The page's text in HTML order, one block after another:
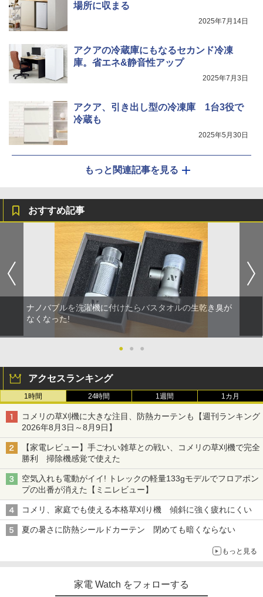
場所に収まる
2025年7月14日
アクアの冷蔵庫にもなるセカンド冷凍
庫。省エネ&静音性アップ
2025年7月3日
アクア、引き出し型の冷凍庫 1台3役で
冷蔵も
2025年5月30日
もっと関連記事を見る
おすすめ記事
ナノバブルを洗濯機に付けたらバスタオルの生乾き臭が
なくなった!
● ● ●
アクセスランキング
1時間 24時間 1週間 1カ月
コメリの草刈機に大きな注目、防熱カーテンも【週刊ランキング
2026年8月3日～8月9日】
【家電レビュー】手ごわい雑草との戦い、コメリの草刈機で完全
勝利 掃除機感覚で使えた
空気入れも電動がイイ! トレックの軽量133gモデルでフロアポン
プの出番が消えた【ミニレビュー】
コメリ、家庭でも使える本格草刈り機 傾斜に強く疲れにくい
夏の暑さに防熱シールドカーテン 閉めても暗くならない
もっと見る
家電 Watch をフォローする